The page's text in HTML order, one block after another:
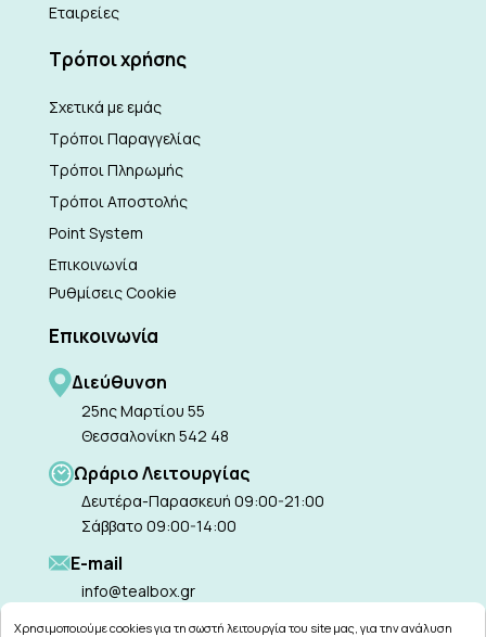
Εταιρείες
Τρόποι χρήσης
Σχετικά με εμάς
Τρόποι Παραγγελίας
Τρόποι Πληρωμής
Τρόποι Αποστολής
Point System
Επικοινωνία
Ρυθμίσεις Cookie
Επικοινωνία
Διεύθυνση
25ης Μαρτίου 55
Θεσσαλονίκη 542 48
Ωράριο Λειτουργίας
Δευτέρα-Παρασκευή 09:00-21:00
Σάββατο 09:00-14:00
Ε-mail
info@tealbox.gr
Χρησιμοποιούμε cookies για τη σωστή λειτουργία του site μας, για την ανάλυση